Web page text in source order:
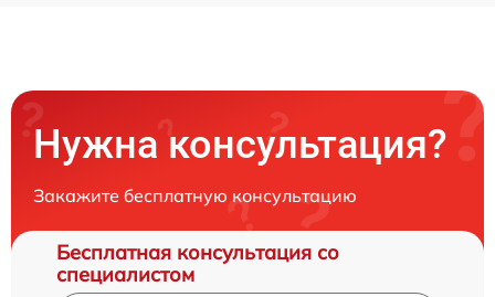
Нужна консультация?
Закажите бесплатную консультацию
Бесплатная консультация со
специалистом